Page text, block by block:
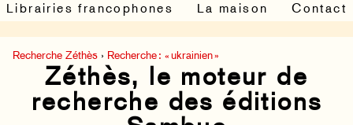
Librairies francophones
La maison Contact
Recherche Zéthès › Recherche : « ukrainien »
Zéthès, le moteur de
recherche des éditions